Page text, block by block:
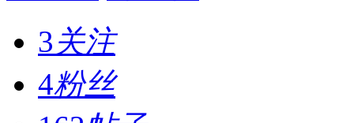
3关注
4粉丝